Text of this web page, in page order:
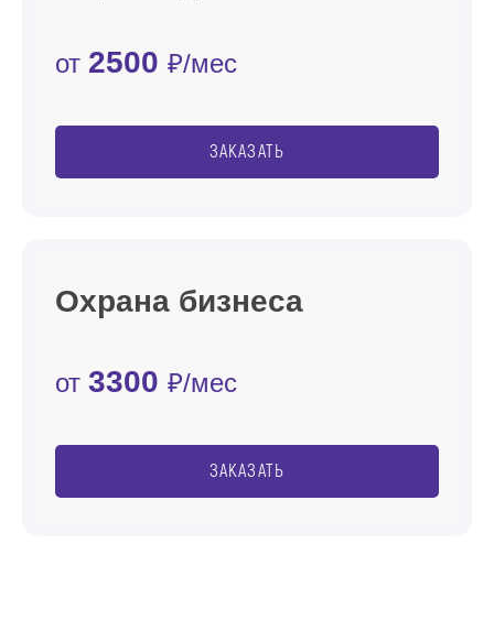
от 2500 ₽/мес
ЗАКАЗАТЬ
Охрана бизнеса
от 3300 ₽/мес
ЗАКАЗАТЬ